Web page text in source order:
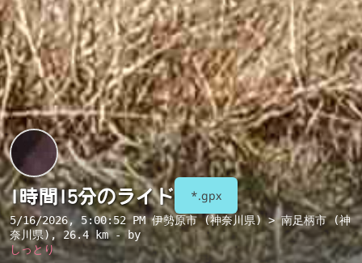
1時間15分のライド *.gpx
5/16/2026, 5:00:52 PM伊勢原市 (神奈川県) > 南足柄市 (神
奈川県), 26.4 km - by
しっとり